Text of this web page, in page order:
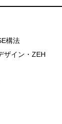
構法
ザイン・ZEH